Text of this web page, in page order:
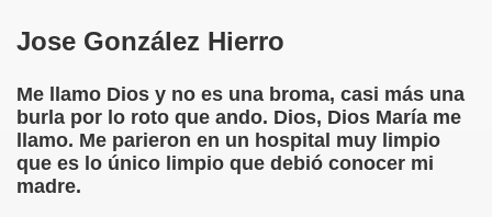
Jose González Hierro
Me llamo Dios y no es una broma, casi más una
burla por lo roto que ando. Dios, Dios María me
llamo. Me parieron en un hospital muy limpio
que es lo único limpio que debió conocer mi
madre.
(grup d'Afiliats CRE ONCE Barcelona, Català y
Visual (Pedro Zurita)
los Ciegos (Pablo Madrid Herruzo)
Bejarano)